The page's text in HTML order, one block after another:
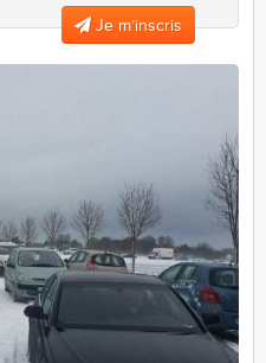
Je m’inscris